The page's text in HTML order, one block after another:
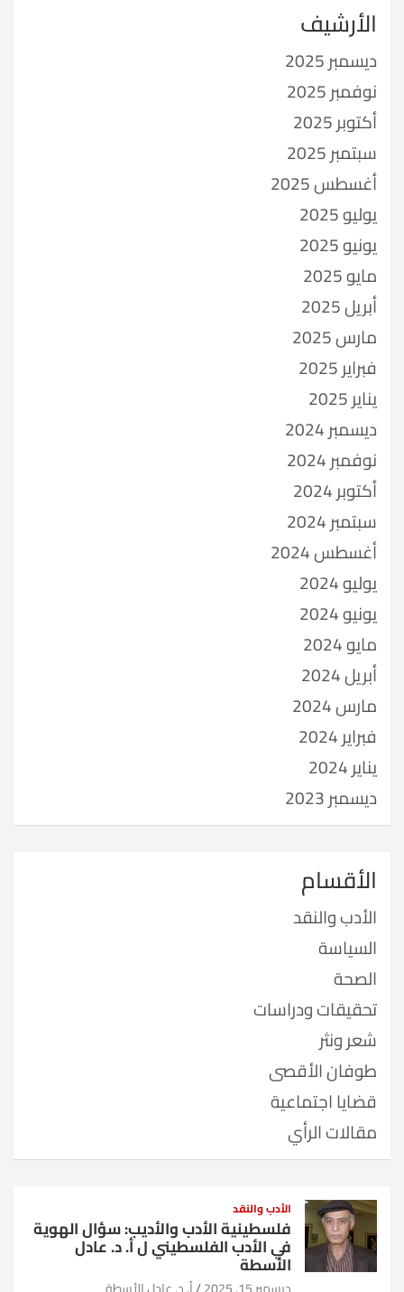
الأرشيف
ديسمبر 2025
نوفمبر 2025
أكتوبر 2025
سبتمبر 2025
أغسطس 2025
يوليو 2025
يونيو 2025
مايو 2025
أبريل 2025
مارس 2025
فبراير 2025
يناير 2025
ديسمبر 2024
نوفمبر 2024
أكتوبر 2024
سبتمبر 2024
أغسطس 2024
يوليو 2024
يونيو 2024
مايو 2024
أبريل 2024
مارس 2024
فبراير 2024
يناير 2024
ديسمبر 2023
الأقسام
الأدب والنقد
السياسة
الصحة
تحقيقات ودراسات
شعر ونثر
طوفان الأقصى
قضايا اجتماعية
مقالات الرأي
الأدب والنقد
فلسطينية الأدب والأديب: سؤال الهوية
في الأدب الفلسطيني ل أ. د. عادل
الأسطة